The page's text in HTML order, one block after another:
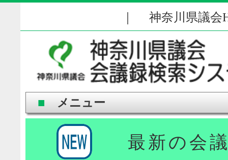
神奈川県議会
■ メニュー
最新の会